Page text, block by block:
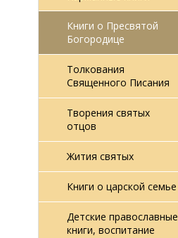
Книги о Пресвятой
Богородице
Толкования
Священного Писания
Творения святых
отцов
Жития святых
Книги о царской семье
Детские православные
книги, воспитание